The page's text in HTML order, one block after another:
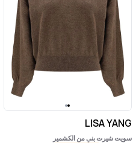
LISA YANG
سويت شيرت بني من الكشمير